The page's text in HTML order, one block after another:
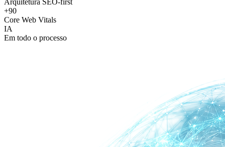
+90
Core Web Vitals
IA
Em todo o processo